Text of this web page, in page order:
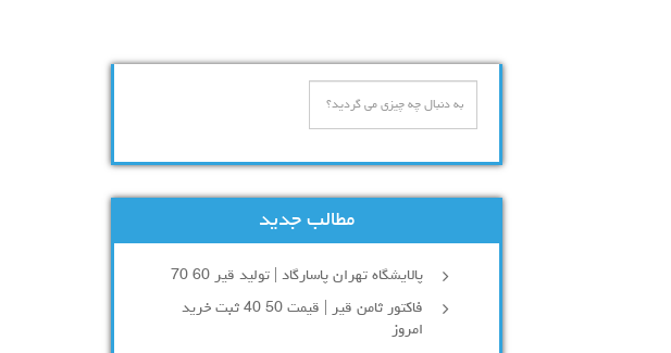
مطالب جدید
پالایشگاه تهران پاسارگاد | تولید قیر 60 70
فاکتور ثامن قیر | قیمت 50 40 ثبت خرید
امروز